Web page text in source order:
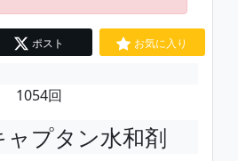
ポスト お気に入り
1054回
ャプタン水和剤